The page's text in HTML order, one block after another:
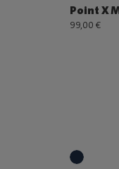
Point X
99,00 €